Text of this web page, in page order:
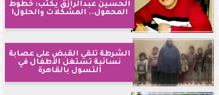
الحسين عبدالرازق يكتب: خطوط
المحمول.. المشكلات والحلول!
الشرطة تلقي القبض على عصابة
نسائية تستغل الأطفال في
التسول بالقاهرة